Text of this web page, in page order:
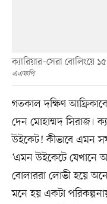
ক্যারিয়ার–সেরা বোলিংয়ে
এএফপি
গতকাল দক্ষিণ
দেন মোহাম্মদ সিরাজ।
উইকেট! কীভাবে এমন
‘এমন উইকেটে যেখানে
বোলাররা লোভী হয়ে
মনে হয় একটা